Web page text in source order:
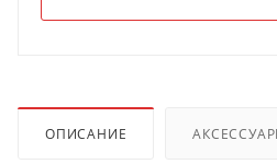
ОПИСАНИЕ